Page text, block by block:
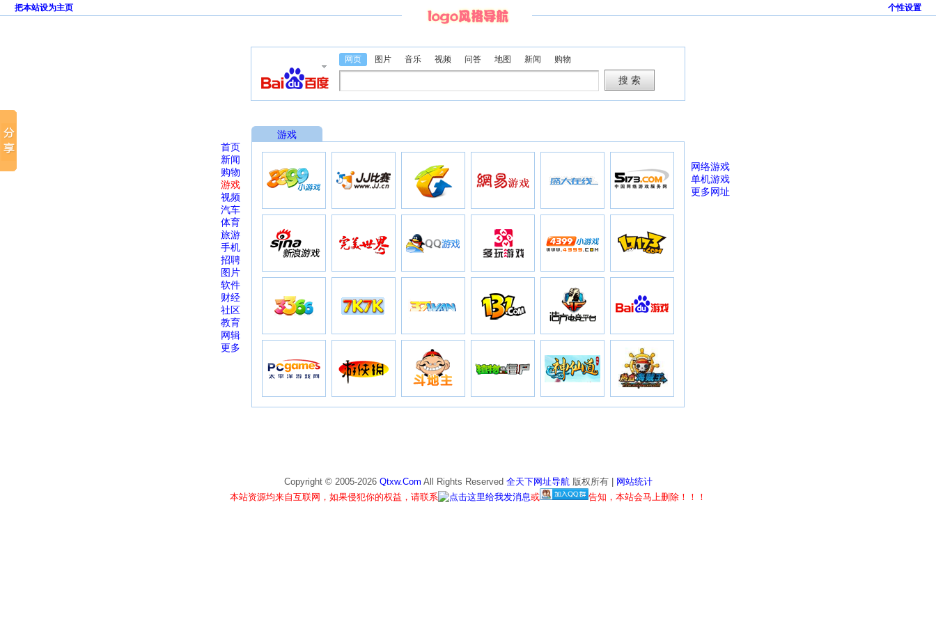
把本站设为主页 个性设置
网页 图片 音乐 视频 问答 地图 新闻 购物
游戏
首页
新闻
购物
游戏
视频
汽车
体育
旅游
手机
招聘
图片
软件
财经
社区
教育
网辑
更多
网络游戏
单机游戏
更多网址
Copyright © 2005-2026 Qtxw.Com All Rights Reserved 全天下网址导航版权所有 |
网站统计
本站资源均来自互联网，如果侵犯你的权益，请联系
或 告知，本站会马上删除！！！